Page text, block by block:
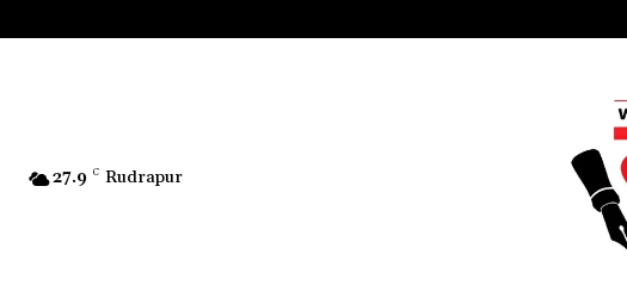
27.9 C Rudrapur